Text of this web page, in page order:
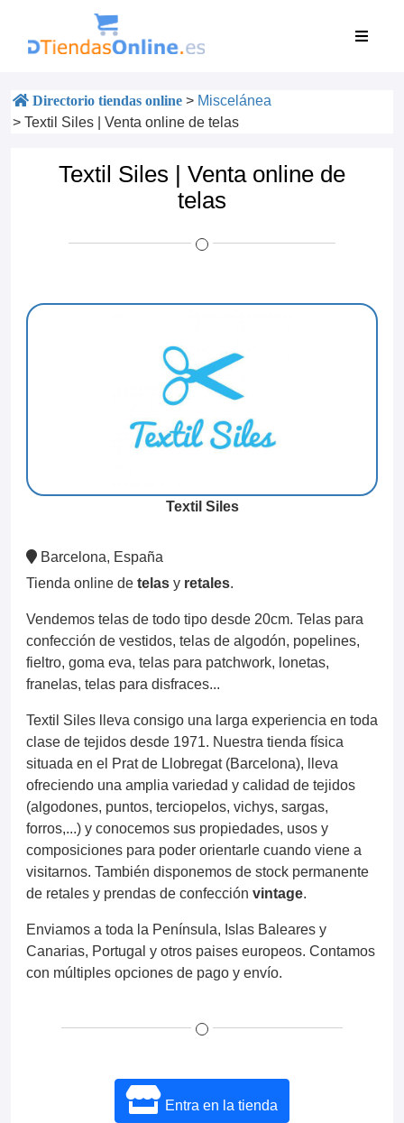
Directorio tiendas online > Miscelánea
> Textil Siles | Venta online de telas
Textil Siles | Venta online de
telas
Textil Siles
Barcelona, España
Tienda online de telas y retales.
Vendemos telas de todo tipo desde 20cm. Telas para
confección de vestidos, telas de algodón, popelines,
fieltro, goma eva, telas para patchwork, lonetas,
franelas, telas para disfraces...
Textil Siles lleva consigo una larga experiencia en toda
clase de tejidos desde 1971. Nuestra tienda física
situada en el Prat de Llobregat (Barcelona), lleva
ofreciendo una amplia variedad y calidad de tejidos
(algodones, puntos, terciopelos, vichys, sargas,
forros,...) y conocemos sus propiedades, usos y
composiciones para poder orientarle cuando viene a
visitarnos. También disponemos de stock permanente
de retales y prendas de confección vintage.
Enviamos a toda la Península, Islas Baleares y
Canarias, Portugal y otros paises europeos. Contamos
con múltiples opciones de pago y envío.
Entra en la tienda